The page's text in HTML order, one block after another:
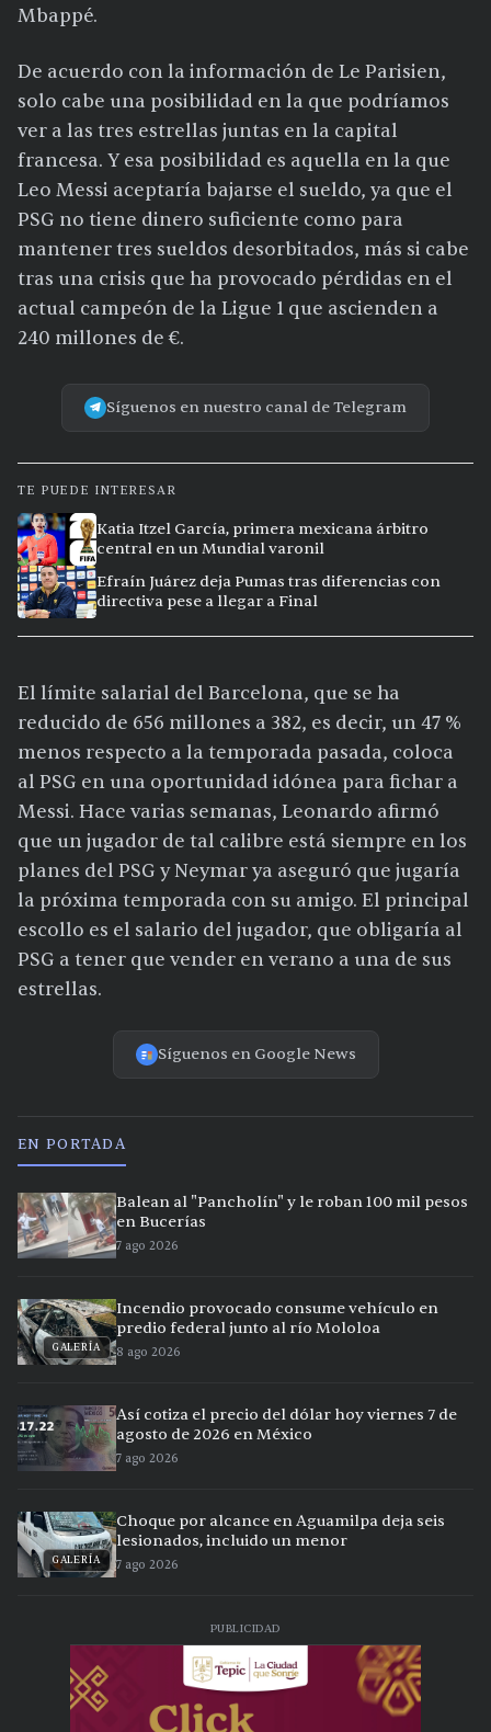
Mbappé.
De acuerdo con la información de Le Parisien,
solo cabe una posibilidad en la que podríamos
ver a las tres estrellas juntas en la capital
francesa. Y esa posibilidad es aquella en la que
Leo Messi aceptaría bajarse el sueldo, ya que el
PSG no tiene dinero suficiente como para
mantener tres sueldos desorbitados, más si cabe
tras una crisis que ha provocado pérdidas en el
actual campeón de la Ligue 1 que ascienden a
240 millones de €.
Síguenos en nuestro canal de Telegram
TE PUEDE INTERESAR
Katia Itzel García, primera mexicana árbitro
central en un Mundial varonil
Efraín Juárez deja Pumas tras diferencias con
directiva pese a llegar a Final
El límite salarial del Barcelona, que se ha
reducido de 656 millones a 382, es decir, un 47 %
menos respecto a la temporada pasada, coloca
al PSG en una oportunidad idónea para fichar a
Messi. Hace varias semanas, Leonardo afirmó
que un jugador de tal calibre está siempre en los
planes del PSG y Neymar ya aseguró que jugaría
la próxima temporada con su amigo. El principal
escollo es el salario del jugador, que obligaría al
PSG a tener que vender en verano a una de sus
estrellas.
Síguenos en Google News
EN PORTADA
Balean al "Pancholín" y le roban 100 mil pesos
en Bucerías
7 ago 2026
GALERÍA
Incendio provocado consume vehículo en
predio federal junto al río Mololoa
8 ago 2026
Así cotiza el precio del dólar hoy viernes 7 de
agosto de 2026 en México
7 ago 2026
GALERÍA
Choque por alcance en Aguamilpa deja seis
lesionados, incluido un menor
7 ago 2026
PUBLICIDAD